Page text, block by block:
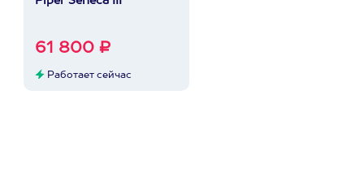
61 800 ₽
Работает сейчас